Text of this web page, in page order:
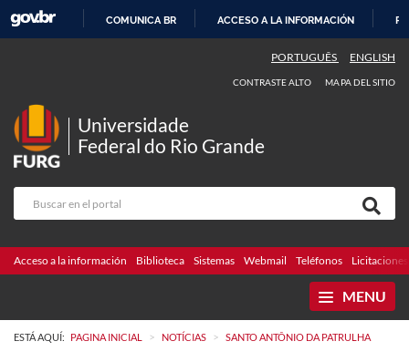
CONTENIDO
COMUNICA BR ACCESO A LA INFORMACIÓN
PORTUGUÊS ENGLISH
CONTRASTE ALTO MAPA DEL SITIO
Universidade
Federal do Rio Grande
Acceso a la información Biblioteca Sistemas Webmail Teléfonos Licitaciones
MENU
ESTÁ AQUÍ: PAGINA INICIAL > NOTÍCIAS > SANTO ANTÔNIO DA PATRULHA